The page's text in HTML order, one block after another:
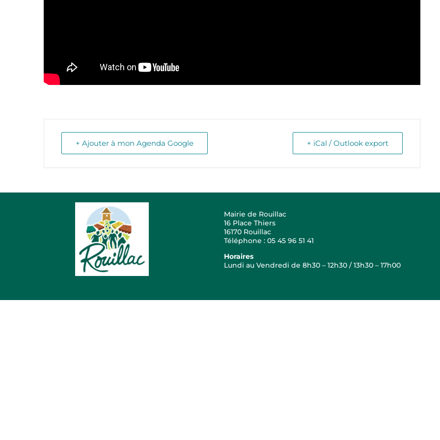
+ Ajouter à mon Agenda Google + iCal / Outlook export
Mairie de Rouillac
16 Place Thiers
16170 Rouillac
Téléphone : 05 45 96 51 41
Horaires
Lundi au Vendredi de 8h30 – 12h30 / 13h30 – 17h00